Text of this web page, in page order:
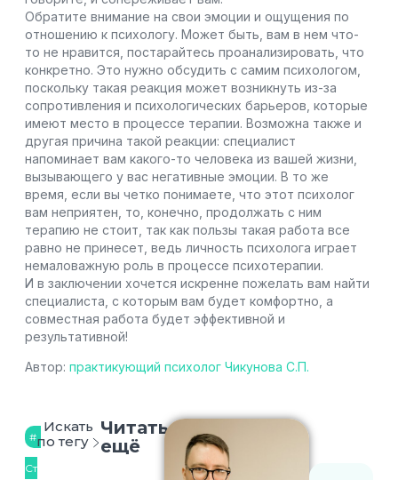
Обратите внимание на свои эмоции и ощущения по
отношению к психологу. Может быть, вам в нем что-
то не нравится, постарайтесь проанализировать, что
конкретно. Это нужно обсудить с самим психологом,
поскольку такая реакция может возникнуть из-за
сопротивления и психологических барьеров, которые
имеют место в процессе терапии. Возможна также и
другая причина такой реакции: специалист
напоминает вам какого-то человека из вашей жизни,
вызывающего у вас негативные эмоции. В то же
время, если вы четко понимаете, что этот психолог
вам неприятен, то, конечно, продолжать с ним
терапию не стоит, так как пользы такая работа все
равно не принесет, ведь личность психолога играет
немаловажную роль в процессе психотерапии.
И в заключении хочется искренне пожелать вам найти
специалиста, с которым вам будет комфортно, а
совместная работа будет эффективной и
результативной!
Автор: практикующий психолог Чикунова С.П.
Ст
Искать
по тегу
Читать
ещё